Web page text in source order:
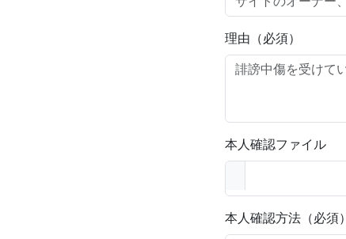
理由（必須）
本人確認ファイル
本人確認方法（必須）